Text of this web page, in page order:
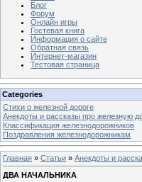
Блог
Форум
Онлайн игры
Гостевая книга
Информация о сайте
Обратная связь
Интернет-магазин
Тестовая страница
Categories
Стихи о железной дороге
Анекдоты и рассказы про железную
Классификация железнодорожников
Поздравления железнодорожникам
Главная » Статьи » Анекдоты и
ДВА НАЧАЛЬНИКА